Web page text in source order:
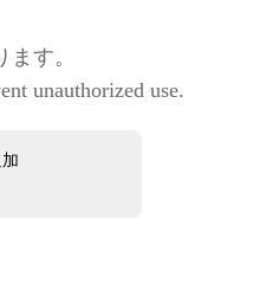
す。
unauthorized use.